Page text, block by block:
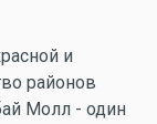
и
районов
Молл - один